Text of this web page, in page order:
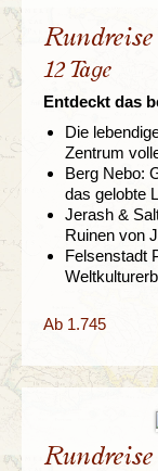
12 Tage
Entdeckt das
Die
Zentrum
Berg Nebo:
das gelobte
Jerash &
Ruinen von
Felsenstadt
Ab 1.745